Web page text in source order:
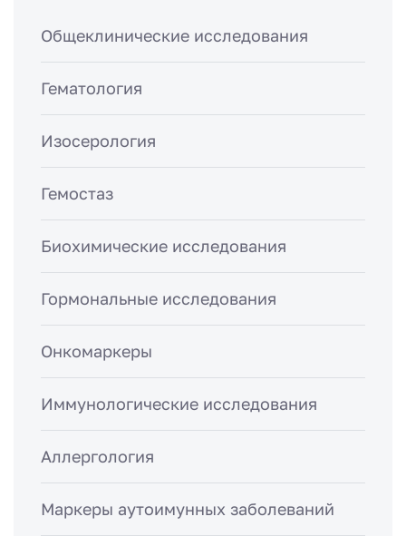
Общеклинические исследования
Гематология
Изосерология
Гемостаз
Биохимические исследования
Гормональные исследования
Онкомаркеры
Иммунологические исследования
Аллергология
Маркеры аутоимунных заболеваний